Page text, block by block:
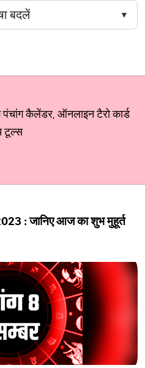
कैलेंडर, ऑनलाइन टैरो कार्ड
टूल्स
: जानिए आज का शुभ मुहूर्त